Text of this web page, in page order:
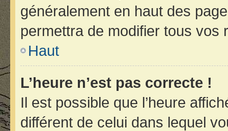
généralement en haut des
permettra de modifier tous
Haut
L’heure n’est pas correcte !
Il est possible que l’heure
différent de celui dans lequel